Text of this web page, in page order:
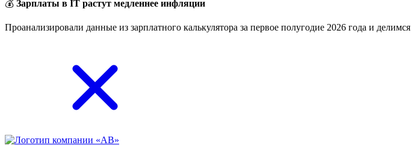
💰 Зарплаты в IT растут медленнее инфляции
Проанализировали данные из зарплатного калькулятора за первое полугодие 2026 года и делимся